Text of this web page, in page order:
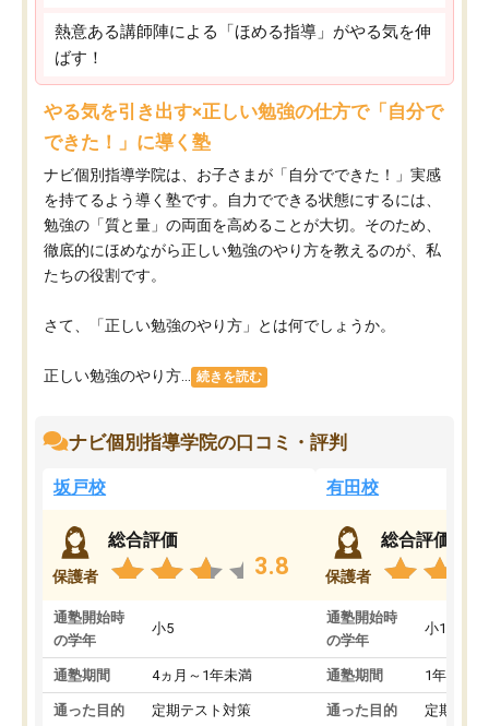
熱意ある講師陣による「ほめる指導」がやる気を伸
ばす！
やる気を引き出す×正しい勉強の仕方で「自分で
できた！」に導く塾
ナビ個別指導学院は、お子さまが「自分でできた！」実感
を持てるよう導く塾です。自力でできる状態にするには、
勉強の「質と量」の両面を高めることが大切。そのため、
徹底的にほめながら正しい勉強のやり方を教えるのが、私
たちの役割です。
さて、「正しい勉強のやり方」とは何でしょうか。
正しい勉強のやり方... 続きを読む
ナビ個別指導学院の口コミ・評判
坂戸校
保護者
総合評価
3.8
通塾開始時
の学年
小5
通塾期間 4ヵ月～1年未満
通った目的 定期テスト対策
有田校
保護者
総合評価
通塾開始時
の学年
小1
通塾期間 1年以上
通った目的 定期テス